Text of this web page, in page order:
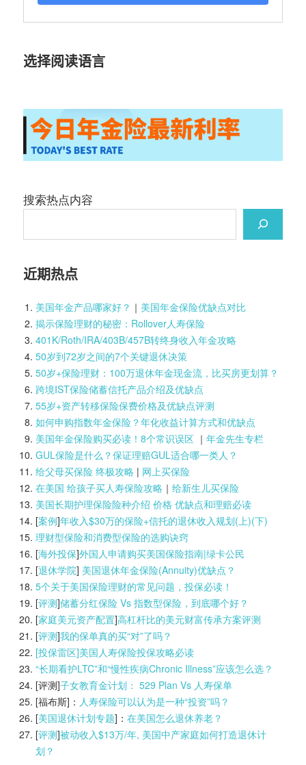
选择阅读语言
搜索热点内容
近期热点
美国年金产品哪家好？ ｜ 美国年金保险优缺点对比
揭示保险理财的秘密：Rollover人寿保险
401K/Roth/IRA/403B/457B转终身收入年金攻略
50岁到72岁之间的7个关键退休决策
50岁+保险理财：100万退休年金现金流，比买房更划算？
跨境IST保险储蓄信托产品介绍及优缺点
55岁+资产转移保险保费价格及优缺点评测
如何申购指数年金保险？年化收益计算方式和优缺点
美国年金保险购买必读！8个常识误区｜ 年金先生专栏
GUL保险是什么？保证理赔GUL适合哪一类人？
给父母买保险 终极攻略| 网上买保险
在美国 给孩子买人寿保险攻略｜ 给新生儿买保险
美国长期护理保险险种介绍 价格 优缺点和理赔必读
[案例]年收入$30万的保险+信托的退休收入规划(上)(下)
理财型保险和消费型保险的选购诀窍
[海外投保]外国人申请购买美国保险指南|绿卡公民
[退休学院] 美国退休年金保险(Annuity)优缺点？
5个关于美国保险理财的常见问题，投保必读！
[评测]储蓄分红保险 Vs 指数型保险，到底哪个好？
[家庭美元资产配置]高杠杆比的美元财富传承方案评测
[评测]我的保单真的买“对”了吗？
[投保雷区]美国人寿保险投保攻略必读
“长期看护LTC”和“慢性疾病Chronic Illness”应该怎么选？
[评测]子女教育金计划： 529 Plan Vs 人寿保单
[福布斯]： 人寿保险可以认为是一种“投资”吗？
[美国退休计划专题]： 在美国怎么退休养老？
[评测]被动收入$13万/年, 美国中产家庭如何打造退休计
划？